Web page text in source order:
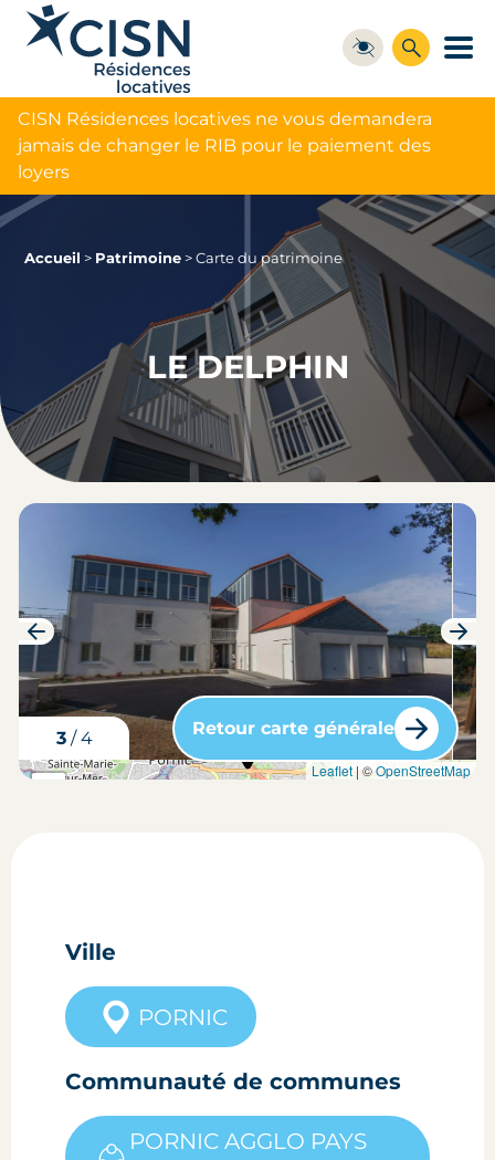
CISN Résidences locatives ne vous demandera
jamais de changer le RIB pour le paiement des
loyers
Accueil > Patrimoine >Carte du patrimoine
LE DELPHIN
3/4
carte situation du bien Leaflet| ©OpenStreetMap
Retour carte générale
Ville
PORNIC
Communauté de communes
PORNIC AGGLO PAYS